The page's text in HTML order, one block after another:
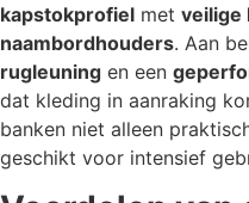
kapstokprofiel met veilige
naambordhouders. Aan
rugleuning en een
dat kleding in aanraking
banken niet alleen
geschikt voor intensief